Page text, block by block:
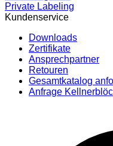
Private Labeling
Kundenservice
Downloads
Zertifikate
Ansprechpartner
Retouren
Gesamtkatalog
Anfrage